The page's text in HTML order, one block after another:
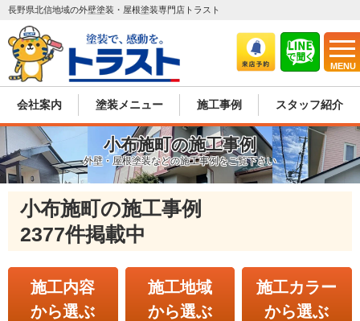
MENU
長野県北信地域の外壁塗装・屋根塗装専門店トラスト
会社案内 塗装メニュー 施工事例 スタッフ紹介
小布施町の施工事例
外壁・屋根塗装などの施工事例をご覧下さい
小布施町の施工事例
2377件掲載中
施工内容
から選ぶ
施工地域
から選ぶ
施工カラー
から選ぶ